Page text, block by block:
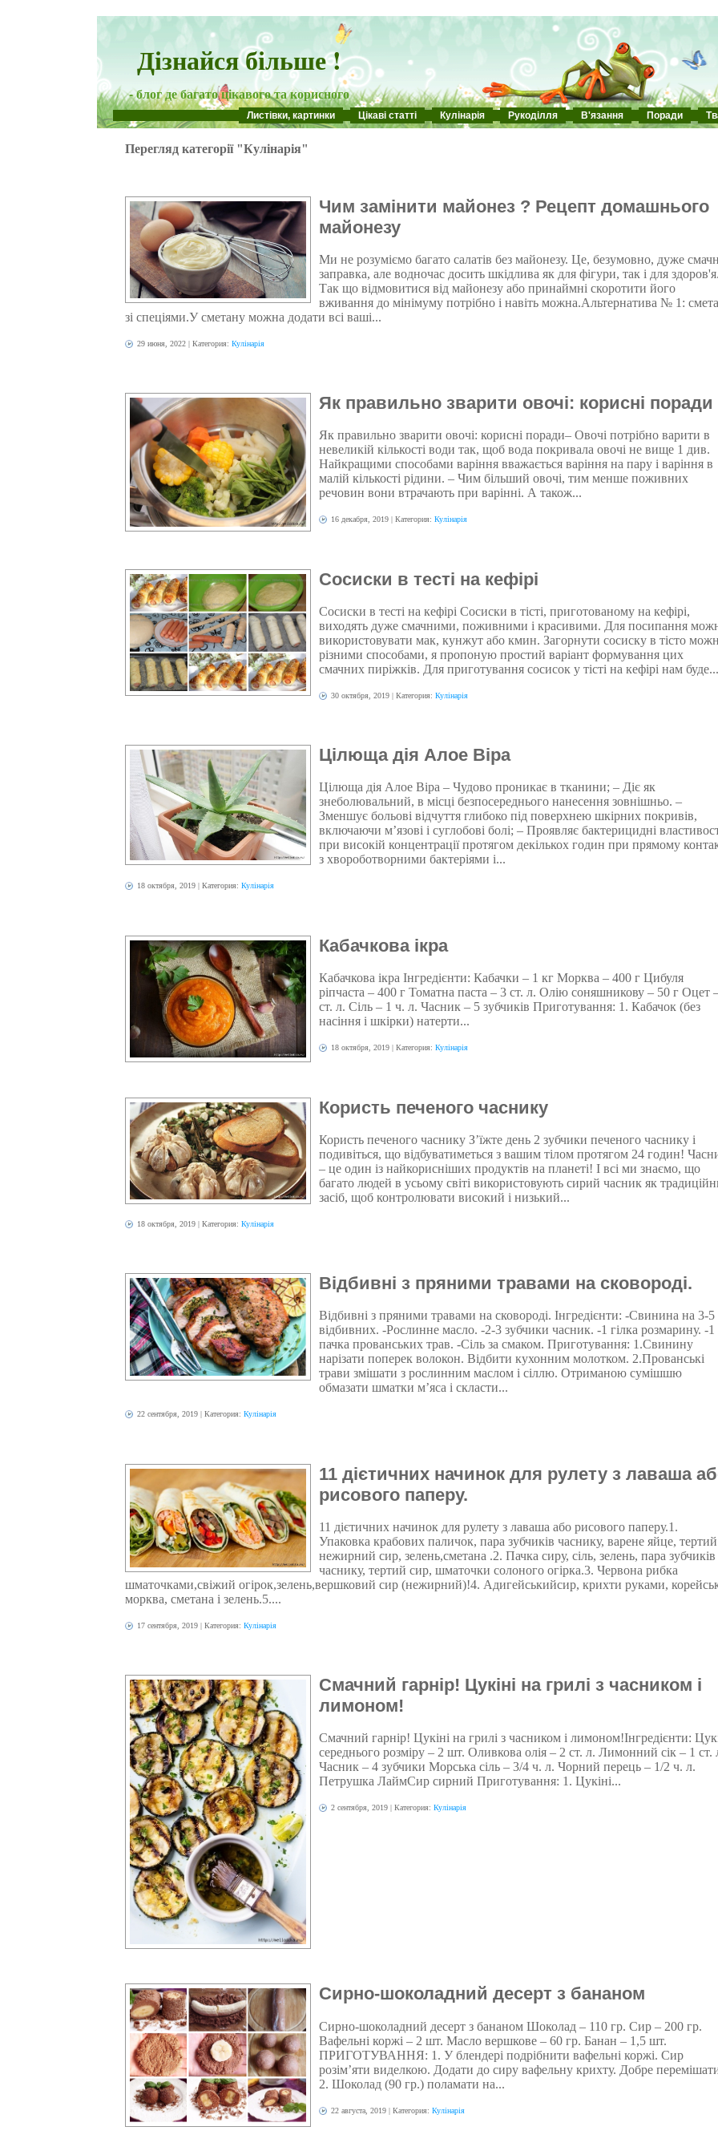
Дізнайся більше !
- блог де багато цікавого та корисного
Листівки, картинки Цікаві статті Кулінарія Рукоділля В'язання Поради
Перегляд категорії "Кулінарія"
Чим замінити майонез ? Рецепт домашнього
майонезу
Ми не розуміємо багато салатів без майонезу. Це, безумовно, дуже
заправка, але водночас досить шкідлива як для фігури, так і для здоров'я.
Так що відмовитися від майонезу або принаймні скоротити його
вживання до мінімуму потрібно і навіть можна.Альтернатива № 1:
зі спеціями.У сметану можна додати всі ваші...
29 июня, 2022| Категория: Кулінарія
Як правильно зварити овочі: корисні поради
Як правильно зварити овочі: корисні поради– Овочі потрібно варити в
невеликій кількості води так, щоб вода покривала овочі не вище 1 див.
Найкращими способами варіння вважається варіння на пару і варіння в
малій кількості рідини. – Чим більший овочі, тим менше поживних
речовин вони втрачають при варінні. А також...
16 декабря, 2019| Категория: Кулінарія
Сосиски в тесті на кефірі
Сосиски в тесті на кефірі Сосиски в тісті, приготованому на кефірі,
виходять дуже смачними, поживними і красивими. Для посипання
використовувати мак, кунжут або кмин. Загорнути сосиску в тісто
різними способами, я пропоную простий варіант формування цих
смачних пиріжків. Для приготування сосисок у тісті на кефірі нам буде...
30 октября, 2019| Категория: Кулінарія
Цілюща дія Алое Віра
Цілюща дія Алое Віра – Чудово проникає в тканини; – Діє як
знеболювальний, в місці безпосереднього нанесення зовнішньо. –
Зменшує больові відчуття глибоко під поверхнею шкірних покривів,
включаючи м’язові і суглобові болі; – Проявляє бактерицидні
при високій концентрації протягом декількох годин при прямому
з хвороботворними бактеріями і...
18 октября, 2019| Категория: Кулінарія
Кабачкова ікра
Кабачкова ікра Інгредієнти: Кабачки – 1 кг Морква – 400 г Цибуля
ріпчаста – 400 г Томатна паста – 3 ст. л. Олію соняшникову – 50 г Оцет
ст. л. Сіль – 1 ч. л. Часник – 5 зубчиків Приготування: 1. Кабачок (без
насіння і шкірки) натерти...
18 октября, 2019| Категория: Кулінарія
Користь печеного часнику
Користь печеного часнику З’їжте день 2 зубчики печеного часнику і
подивіться, що відбуватиметься з вашим тілом протягом 24 годин!
– це один із найкорисніших продуктів на планеті! І всі ми знаємо, що
багато людей в усьому світі використовують сирий часник як
засіб, щоб контролювати високий і низький...
18 октября, 2019| Категория: Кулінарія
Відбивні з пряними травами на сковороді.
Відбивні з пряними травами на сковороді. Інгредієнти: -Свинина на 3-5
відбивних. -Рослинне масло. -2-3 зубчики часник. -1 гілка розмарину. -1
пачка прованських трав. -Сіль за смаком. Приготування: 1.Свинину
нарізати поперек волокон. Відбити кухонним молотком. 2.Прованські
трави змішати з рослинним маслом і сіллю. Отриманою сумішшю
обмазати шматки м’яса і скласти...
22 сентября, 2019| Категория: Кулінарія
11 дієтичних начинок для рулету з лаваша
рисового паперу.
11 дієтичних начинок для рулету з лаваша або рисового паперу.1.
Упаковка крабових паличок, пара зубчиків часнику, варене яйце, тертий
нежирний сир, зелень,сметана .2. Пачка сиру, сіль, зелень, пара зубчиків
часнику, тертий сир, шматочки солоного огірка.3. Червона рибка
шматочками,свіжий огірок,зелень,вершковий сир (нежирний)!4. Адигейськийсир, крихти руками,
морква, сметана і зелень.5....
17 сентября, 2019| Категория: Кулінарія
Смачний гарнір! Цукіні на грилі з часником і
лимоном!
Смачний гарнір! Цукіні на грилі з часником і лимоном!Інгредієнти:
середнього розміру – 2 шт. Оливкова олія – 2 ст. л. Лимонний сік – 1 ст.
Часник – 4 зубчики Морська сіль – 3/4 ч. л. Чорний перець – 1/2 ч. л.
Петрушка ЛаймСир сирний Приготування: 1. Цукіні...
2 сентября, 2019| Категория: Кулінарія
Сирно-шоколадний десерт з бананом
Сирно-шоколадний десерт з бананом Шоколад – 110 гр. Сир – 200 гр.
Вафельні коржі – 2 шт. Масло вершкове – 60 гр. Банан – 1,5 шт.
ПРИГОТУВАННЯ: 1. У блендері подрібнити вафельні коржі. Сир
розім’яти виделкою. Додати до сиру вафельну крихту. Добре
2. Шоколад (90 гр.) поламати на...
22 августа, 2019| Категория: Кулінарія